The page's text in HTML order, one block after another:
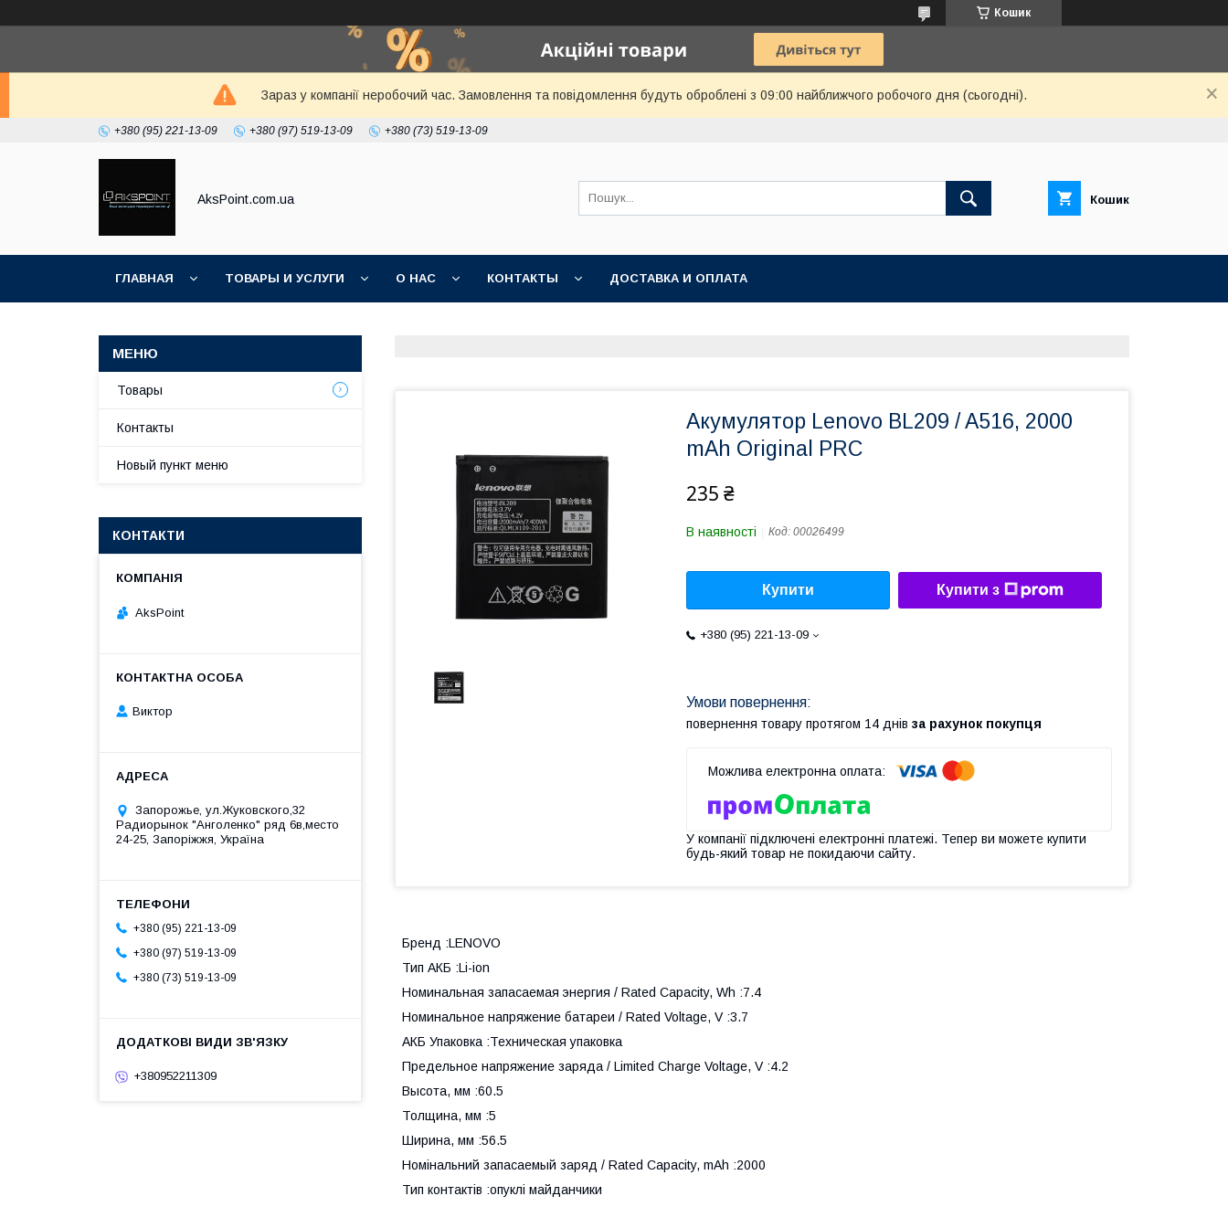
Кошик
Зараз у компанії неробочий час. Замовлення та повідомлення будуть оброблені з 09:00 найближчого робочого дня (сьогодні).
+380 (95) 221-13-09 +380 (97) 519-13-09 +380 (73) 519-13-09
AksPoint.com.ua Кошик
ГЛАВНАЯ ТОВАРЫ И УСЛУГИ О НАС КОНТАКТЫ ДОСТАВКА И ОПЛАТА
Акумулятор Lenovo BL209 / A516, 2000
mAh Original PRC
235 ₴
В наявності Код: 00026499
Купити Купити з
+380 (95) 221-13-09
повернення товару протягом 14 днів за рахунок покупця
У компанії підключені електронні платежі. Тепер ви можете купити
будь-який товар не покидаючи сайту.
Бренд :LENOVO
Тип АКБ :Li-ion
Номинальная запасаемая энергия / Rated Capacity, Wh :7.4
Номинальное напряжение батареи / Rated Voltage, V :3.7
АКБ Упаковка :Техническая упаковка
Предельное напряжение заряда / Limited Charge Voltage, V :4.2
Высота, мм :60.5
Толщина, мм :5
Ширина, мм :56.5
Номінальний запасаемый заряд / Rated Capacity, mAh :2000
Тип контактів :опуклі майданчики
Товары
Контакты
Новый пункт меню
КОНТАКТИ
AksPoint
Виктор
Запорожье, ул.Жуковского,32
Радиорынок "Анголенко" ряд 6в,место
24-25, Запоріжжя, Україна
+380 (95) 221-13-09
+380 (97) 519-13-09
+380 (73) 519-13-09
+380952211309